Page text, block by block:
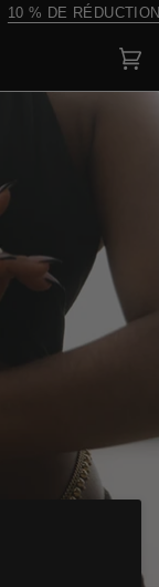
RÉDUCTION SUR